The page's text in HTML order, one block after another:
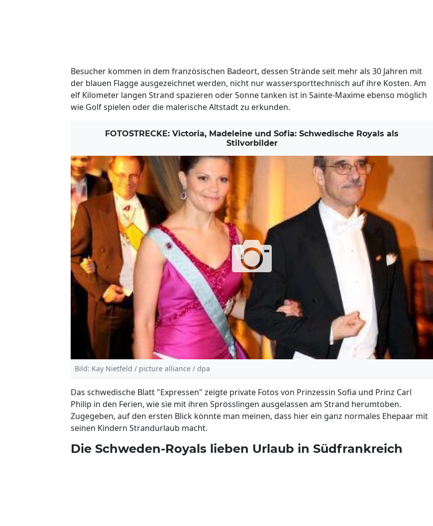
Besucher kommen in dem französischen Badeort, dessen Strände seit mehr als 30 Jahren mit
der blauen Flagge ausgezeichnet werden, nicht nur wassersporttechnisch auf ihre Kosten. Am
elf Kilometer langen Strand spazieren oder Sonne tanken ist in Sainte-Maxime ebenso möglich
wie Golf spielen oder die malerische Altstadt zu erkunden.
FOTOSTRECKE: Victoria, Madeleine und Sofia: Schwedische Royals als
Stilvorbilder
Bild: Kay Nietfeld / picture alliance / dpa
Das schwedische Blatt "Expressen" zeigte private Fotos von Prinzessin Sofia und Prinz Carl
Philip in den Ferien, wie sie mit ihren Sprösslingen ausgelassen am Strand herumtoben.
Zugegeben, auf den ersten Blick könnte man meinen, dass hier ein ganz normales Ehepaar mit
seinen Kindern Strandurlaub macht.
Die Schweden-Royals lieben Urlaub in Südfrankreich